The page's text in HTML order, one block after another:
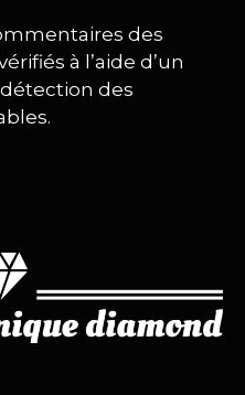
des
à l’aide d’un
des